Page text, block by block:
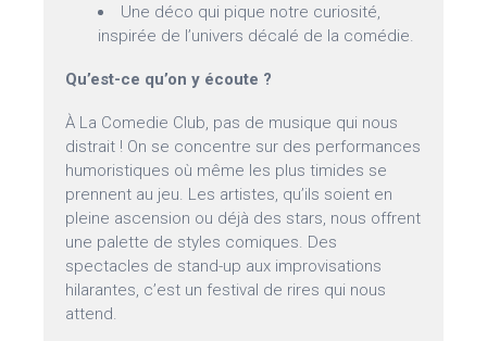
Une déco qui pique notre curiosité,
inspirée de l’univers décalé de la comédie.
Qu’est-ce qu’on y écoute ?
À La Comedie Club, pas de musique qui nous
distrait ! On se concentre sur des performances
humoristiques où même les plus timides se
prennent au jeu. Les artistes, qu’ils soient en
pleine ascension ou déjà des stars, nous offrent
une palette de styles comiques. Des
spectacles de stand-up aux improvisations
hilarantes, c’est un festival de rires qui nous
attend.